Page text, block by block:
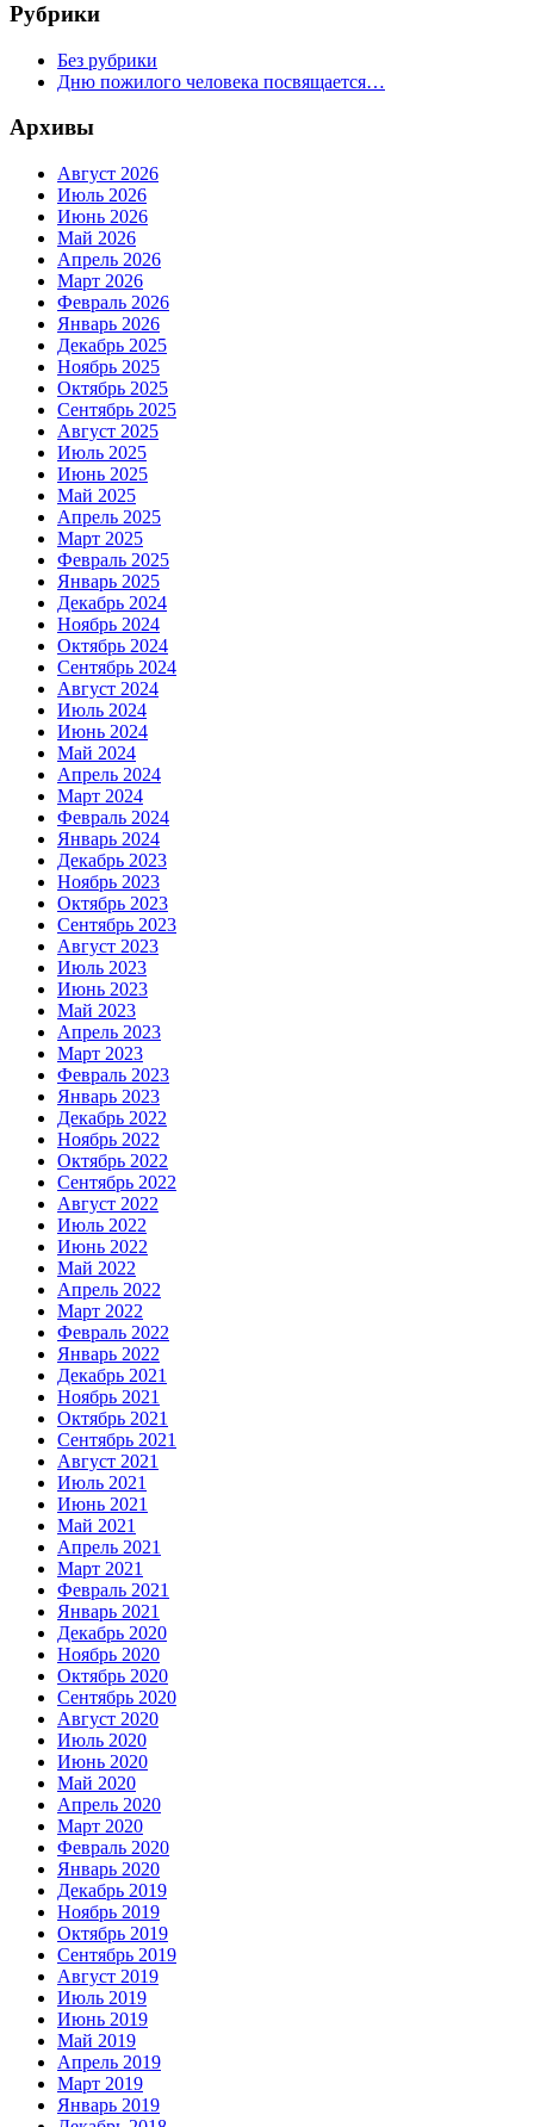
Рубрики
Без рубрики
Дню пожилого человека посвящается…
Архивы
Август 2026
Июль 2026
Июнь 2026
Май 2026
Апрель 2026
Март 2026
Февраль 2026
Январь 2026
Декабрь 2025
Ноябрь 2025
Октябрь 2025
Сентябрь 2025
Август 2025
Июль 2025
Июнь 2025
Май 2025
Апрель 2025
Март 2025
Февраль 2025
Январь 2025
Декабрь 2024
Ноябрь 2024
Октябрь 2024
Сентябрь 2024
Август 2024
Июль 2024
Июнь 2024
Май 2024
Апрель 2024
Март 2024
Февраль 2024
Январь 2024
Декабрь 2023
Ноябрь 2023
Октябрь 2023
Сентябрь 2023
Август 2023
Июль 2023
Июнь 2023
Май 2023
Апрель 2023
Март 2023
Февраль 2023
Январь 2023
Декабрь 2022
Ноябрь 2022
Октябрь 2022
Сентябрь 2022
Август 2022
Июль 2022
Июнь 2022
Май 2022
Апрель 2022
Март 2022
Февраль 2022
Январь 2022
Декабрь 2021
Ноябрь 2021
Октябрь 2021
Сентябрь 2021
Август 2021
Июль 2021
Июнь 2021
Май 2021
Апрель 2021
Март 2021
Февраль 2021
Январь 2021
Декабрь 2020
Ноябрь 2020
Октябрь 2020
Сентябрь 2020
Август 2020
Июль 2020
Июнь 2020
Май 2020
Апрель 2020
Март 2020
Февраль 2020
Январь 2020
Декабрь 2019
Ноябрь 2019
Октябрь 2019
Сентябрь 2019
Август 2019
Июль 2019
Июнь 2019
Май 2019
Апрель 2019
Март 2019
Январь 2019